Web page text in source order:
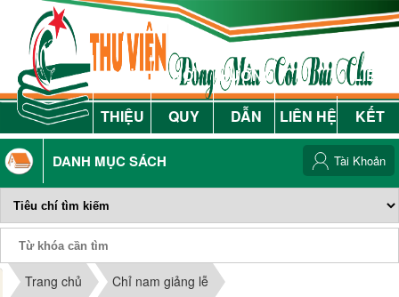
GIỚI
THIỆU
NỘI
QUY
HƯỚNG
DẪN
LIÊN HỆ
LIÊN
KẾT
DANH MỤC SÁCH
Phiếu Sách
Tài Khoản
Trang chủ Chỉ nam giảng lễ